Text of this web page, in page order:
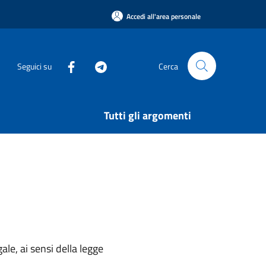
Accedi all'area personale
Seguici su Cerca
Tutti gli argomenti
ai sensi della legge